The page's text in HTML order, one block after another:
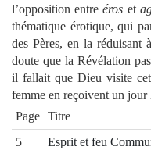
l’opposition entreéros et
thématique érotique, qui
des Pères, en la réduisant
doute que la Révélation
il fallait que Dieu visite
femme en reçoivent un jour
Page Titre
5
Esprit et feu